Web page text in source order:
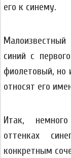
его к синему.
Малоизвестный
синий с
фиолетовый, но
относят его
Итак,
оттенках
конкретным